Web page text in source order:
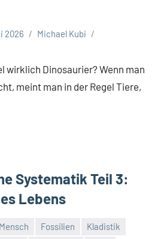
2026 Michael Kubi
wirklich Dinosaurier? Wenn man
meint man in der Regel Tiere,
Systematik Teil 3:
Lebens
Fossilien
Kladistik